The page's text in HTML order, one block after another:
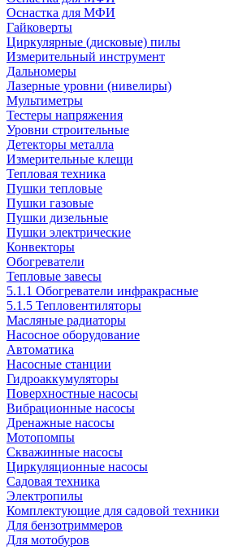
Оснастка для МФИ
Гайковерты
Циркулярные (дисковые) пилы
Измерительный инструмент
Дальномеры
Лазерные уровни (нивелиры)
Мультиметры
Тестеры напряжения
Уровни строительные
Детекторы металла
Измерительные клещи
Тепловая техника
Пушки тепловые
Пушки газовые
Пушки дизельные
Пушки электрические
Конвекторы
Обогреватели
Тепловые завесы
5.1.1 Обогреватели инфракрасные
5.1.5 Тепловентиляторы
Масляные радиаторы
Насосное оборудование
Автоматика
Насосные станции
Гидроаккумуляторы
Поверхностные насосы
Вибрационные насосы
Дренажные насосы
Мотопомпы
Скважинные насосы
Циркуляционные насосы
Садовая техника
Электропилы
Комплектующие для садовой техники
Для бензотриммеров
Для мотобуров